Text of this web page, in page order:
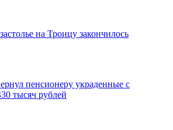
на Троицу закончилось
пенсионеру украденные с
тысяч рублей